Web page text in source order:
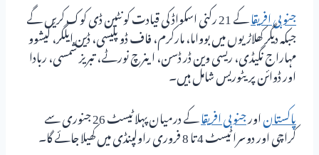
جنوبی افریقا
کے 21 رکنی اسکواڈ کی قیادت کونٹین ڈی کوک کریں گے
جبکہ دیگر کھلاڑیوں میں بوواما، مارکرم، فاف ڈو پلیسی، ڈین ایلگر، کیشوو
مہاراج نگیڈی، ریسی وین ڈر ڈسن، اینرچ نورٹے، تبریز شمسی، ربادا
اور ڈوائن پریٹوریس شامل ہیں۔
پاکستاناورجنوبی افریقا کے درمیان پہلا ٹیسٹ 26 جنوری سے
کراچی اور دوسرا ٹیسٹ 4 تا 8 فروری راولپنڈی میں کھیلا جائے گا۔